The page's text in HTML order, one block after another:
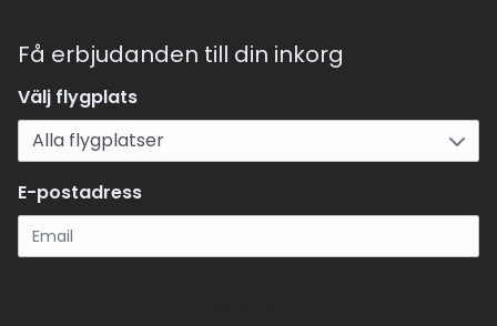
Få erbjudanden till din inkorg
Välj flygplats
E-postadress